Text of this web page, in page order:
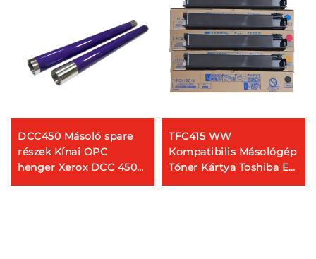
DCC450 Másoló spare
részek Kínai OPC
henger Xerox DCC 450
4300 400 DCC7750 7760
TFC415 WW
Kompatibilis Másológép
Tóner Kártya Toshiba E-
STUDIO 2515 3015 3515